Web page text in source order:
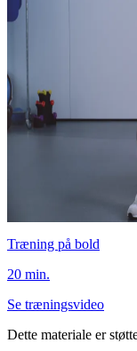
Træning på bold
20 min.
Se træningsvideo
Dette materiale er